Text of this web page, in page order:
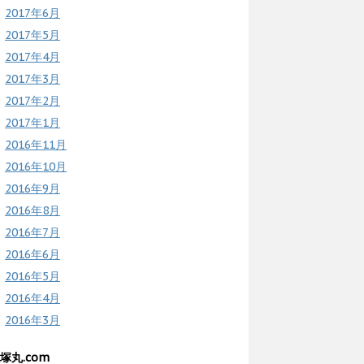
2017年6月
2017年5月
2017年4月
2017年3月
2017年2月
2017年1月
2016年11月
2016年10月
2016年9月
2016年8月
2016年7月
2016年6月
2016年5月
2016年4月
2016年3月
丸.com